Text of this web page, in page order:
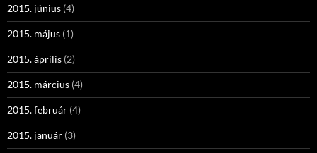
2015. június (4)
2015. május (1)
2015. április (2)
2015. március (4)
2015. február (4)
2015. január (3)